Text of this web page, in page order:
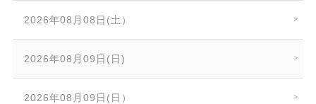
2026年08月08日(土）
2026年08月09日(日)
2026年08月09日(日）